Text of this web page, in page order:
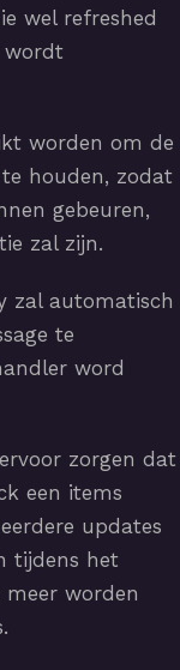
wel refreshed
wordt
worden om de
houden, zodat
gebeuren,
zal zijn.
zal automatisch
te
word
zorgen dat
een items
updates
tijdens het
worden